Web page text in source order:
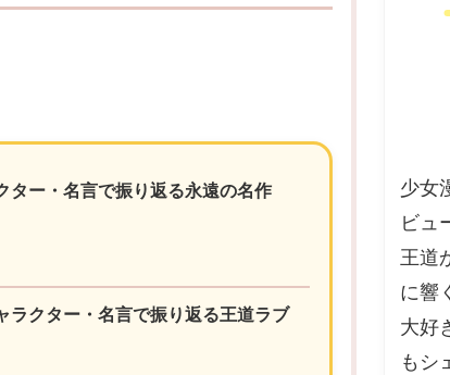
ター・名言で振り返る永遠の名作
ラクター・名言で振り返る王道ラブ
少女
ビュ
王道
に響
大好
もシ